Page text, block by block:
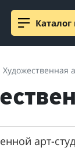
Каталог
Художественная
арт-